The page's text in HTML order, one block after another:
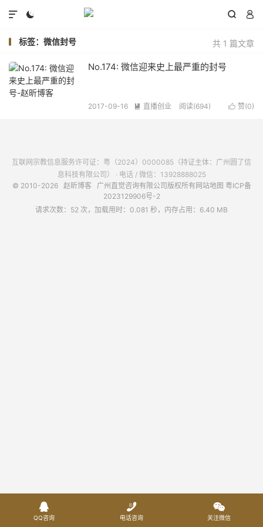
  

共 1 篇文章
标签：微信封号
No.174: 微信迎来史上最严重的封号
 赞(0)
2017-09-16  直播创业 阅读(694)
互联网宗教信息服务许可证：粤（2024）0000085（持证主体：广州圆了信
息科技有限公司） · 电话 / 微信：13928888025
© 2010-2026 赵昕博客 广州直觉咨询有限公司版权所有 网站地图 粤ICP备
2023129906号-2
请求次数：52 次，加载用时：0.081 秒，内存占用：6.40 MB

QQ咨询

电话咨询

关注微信